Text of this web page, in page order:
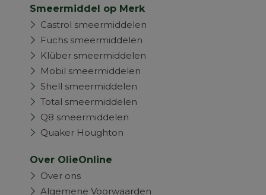
Smeermiddel op Merk
Castrol smeermiddelen
Fuchs smeermiddelen
Klüber smeermiddelen
Mobil smeermiddelen
Shell smeermiddelen
Total smeermiddelen
Q8 smeermiddelen
Quaker Houghton
Over OlieOnline
Over ons
Algemene Voorwaarden